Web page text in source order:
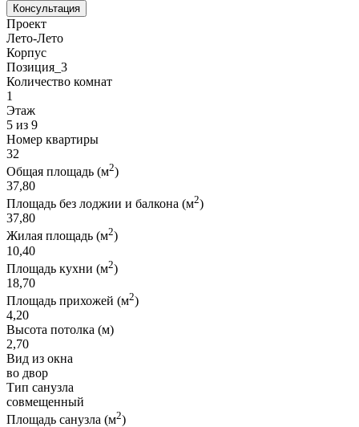
Консультация
Проект
Лето-Лето
Корпус
Позиция_3
Количество комнат
1
Этаж
5 из 9
Номер квартиры
32
Общая площадь (м2)
37,80
Площадь без лоджии и балкона (м2)
37,80
Жилая площадь (м2)
10,40
Площадь кухни (м2)
18,70
Площадь прихожей (м2)
4,20
Высота потолка (м)
2,70
Вид из окна
во двор
Тип санузла
совмещенный
Площадь санузла (м2)